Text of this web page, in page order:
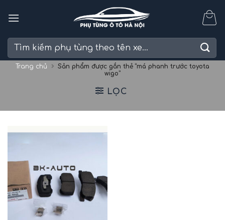
Tìm
Trang chủ
Sản phẩm được gắn thẻ “má phanh trước toyota
wigo”
LỌC